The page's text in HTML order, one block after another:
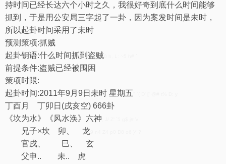
持时间已经长达六个小时之久，我很好奇到底什么时间能够
抓到，于是用公安局三字起了一卦，因为案发时间是未时，
所以起卦时间采用了未时
预测策项:抓贼
起卦钥语:什么时间抓到盗贼
前提条件:盗贼已经被围困
策项时限:
起卦时间:2011年9月9日未时 星期五
丁酉月 丁卯日(戌亥空) 666卦
《坎为水》《风水涣》六神
兄子×坎 卯、 龙
官戌、 巳、 玄
父申.. 未.. 虎